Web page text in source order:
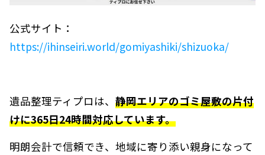
公式サイト：
https://ihinseiri.world/gomiyashiki/shizuoka/
遺品整理ティプロは、 静岡エリアのゴミ屋敷の片付
けに365日24時間対応しています。
明朗会計で信頼でき、地域に寄り添い親身になって